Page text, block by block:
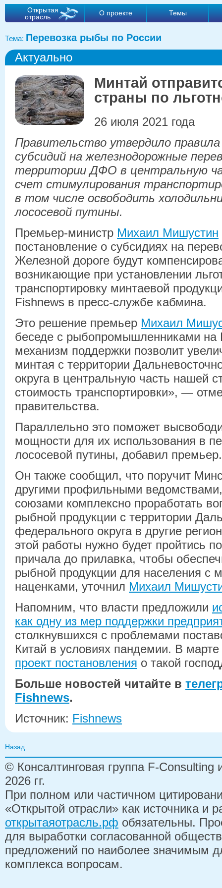
Открытая
отрасль
О проекте Темы
Тема: Перевозка рыбы по России
Актуально
Минтай
страны по
26 июля 2021 года
Правительство утвердило
субсидий на железнодорожные
территории ДФО в центральную
счет стимулирования
в том числе освободить
лососевой путины.
Премьер-министр Михаил Мишустин
постановление о субсидиях на
Железной дороге будут
возникающие при установлении
транспортировку минтаевой
Fishnews в пресс-службе кабмина.
Это решение премьер Михаил
беседе с рыбопромышленниками на
механизм поддержки позволит
минтая с территории
округа в центральную часть нашей
стоимость транспортировки», —
правительства.
Параллельно это поможет
мощности для их использования в
лососевой путины, добавил премьер.
Он также сообщил, что поручит
другими профильными
союзами комплексно проработать
рыбной продукции с территории
федерального округа в другие
этой работы нужно будет пройтись
причала до прилавка, чтобы
рыбной продукции для населения с
наценками, уточнил Михаил
Напомним, что власти предложили
как одну из мер поддержки
столкнувшихся с проблемами
Китай в условиях пандемии. В марте
проект постановления о такой
Больше новостей читайте в
Fishnews.
Источник: Fishnews
Назад
© Консалтинговая группа F-
2026 гг.
При полном или частичном
«Открытой отрасли» как источника и
открытаяотрасль.рф обязательны.
для выработки согласованной
предложений по наиболее значимым
комплекса вопросам.